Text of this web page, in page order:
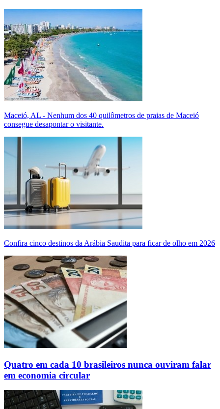
Maceió, AL - Nenhum dos 40 quilômetros de praias de Maceió
consegue desapontar o visitante.
Confira cinco destinos da Arábia Saudita para ficar de olho em 2026
Quatro em cada 10 brasileiros nunca ouviram falar
em economia circular